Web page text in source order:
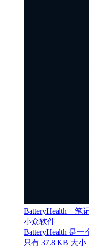
BatteryHealth – 笔
小众软件
BatteryHealth 是一
只有 37.8 KB 大